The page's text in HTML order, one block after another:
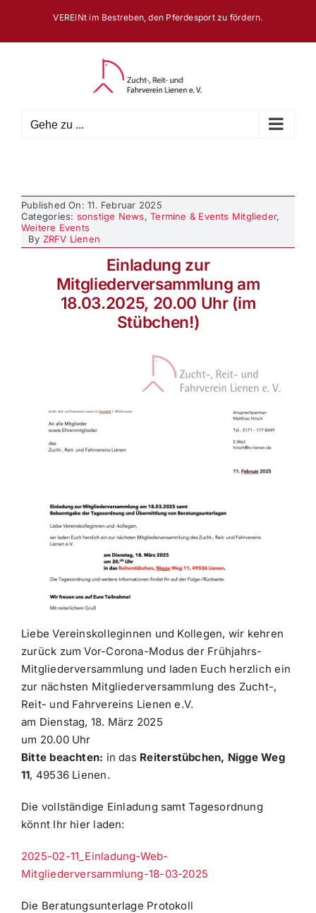
springen
VEREINt im Bestreben, den Pferdesport zu fördern.
Gehe zu ...
Published On: 11. Februar 2025
Categories: sonstige News,Termine & Events Mitglieder,
Weitere Events
By ZRFV Lienen
Einladung zur
Mitgliederversammlung am
18.03.2025, 20.00 Uhr (im
Stübchen!)
Liebe Vereinskolleginnen und Kollegen, wir kehren
zurück zum Vor-Corona-Modus der Frühjahrs-
Mitgliederversammlung und laden Euch herzlich ein
zur nächsten Mitgliederversammlung des Zucht-,
Reit- und Fahrvereins Lienen e.V.
am Dienstag, 18. März 2025
um 20.00 Uhr
Bitte beachten: in das Reiterstübchen, Nigge Weg
11, 49536 Lienen.
Die vollständige Einladung samt Tagesordnung
könnt Ihr hier laden:
2025-02-11_Einladung-Web-
Mitgliederversammlung-18-03-2025
Die Beratungsunterlage Protokoll